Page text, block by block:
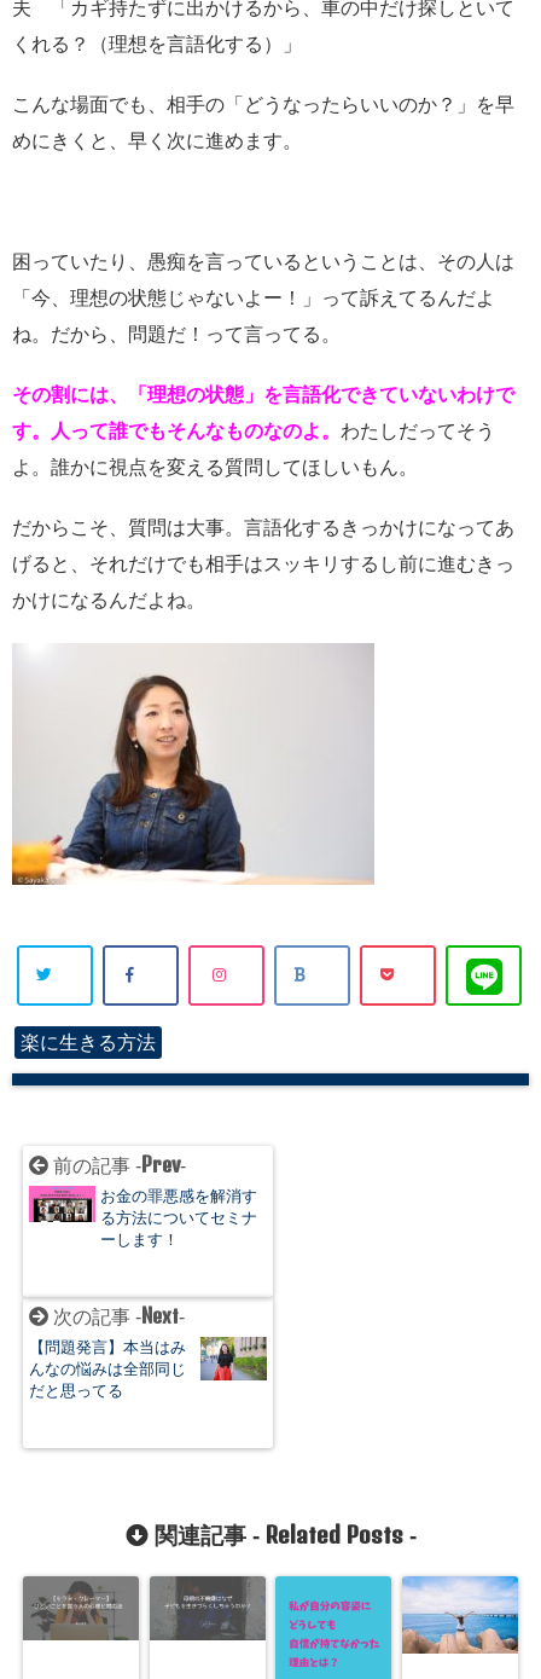
夫 「カギ持たずに出かけるから、車の中だけ探しといて
くれる？（理想を言語化する）」
こんな場面でも、相手の「どうなったらいいのか？」を早
めにきくと、早く次に進めます。
困っていたり、愚痴を言っているということは、その人は
「今、理想の状態じゃないよー！」って訴えてるんだよ
ね。だから、問題だ！って言ってる。
その割には、「理想の状態」を言語化できていないわけで
す。人って誰でもそんなものなのよ。 わたしだってそう
よ。誰かに視点を変える質問してほしいもん。
だからこそ、質問は大事。言語化するきっかけになってあ
げると、それだけでも相手はスッキリするし前に進むきっ
かけになるんだよね。
楽に生きる方法
前の記事 -Prev-
お金の罪悪感を解消す
る方法についてセミナ
ーします！
次の記事 -Next-
【問題発言】本当はみ
んなの悩みは全部同じ
だと思ってる
関連記事 - Related Posts-